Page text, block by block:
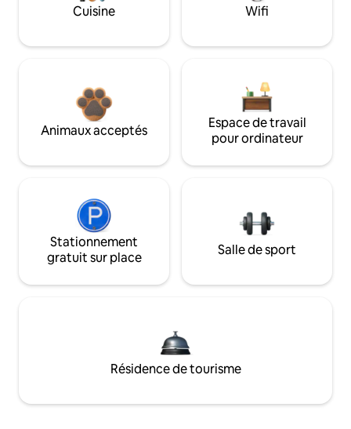
Cuisine Wifi
Animaux acceptés
Espace de travail
pour ordinateur
Stationnement
gratuit sur place
Salle de sport
Résidence de tourisme